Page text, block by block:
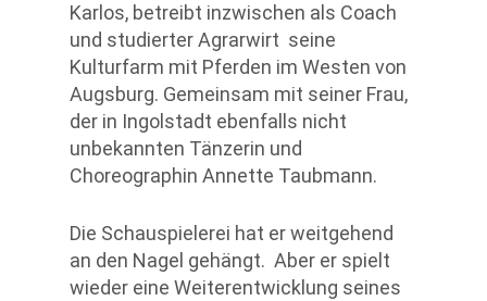
Karlos, betreibt inzwischen als Coach
und studierter Agrarwirt seine
Kulturfarm mit Pferden im Westen von
Augsburg. Gemeinsam mit seiner Frau,
der in Ingolstadt ebenfalls nicht
unbekannten Tänzerin und
Choreographin Annette Taubmann.
Die Schauspielerei hat er weitgehend
an den Nagel gehängt. Aber er spielt
wieder eine Weiterentwicklung seines